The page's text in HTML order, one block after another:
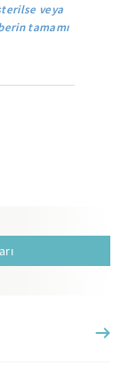
veya
tamamı